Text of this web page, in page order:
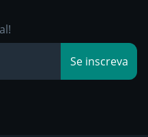
Se inscreva